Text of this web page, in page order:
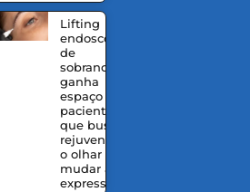
Lifting
endoscópico
de
sobrancelhas
ganha
espaço entre
pacientes
que buscam
rejuvenescer
o olhar sem
mudar a
expressão